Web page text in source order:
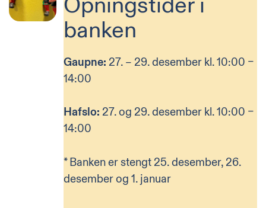
banken
Gaupne: 27. – 29. desember kl. 10:00 –
14:00
Hafslo: 27. og 29. desember kl. 10:00 –
14:00
* Banken er stengt 25. desember, 26.
desember og 1. januar